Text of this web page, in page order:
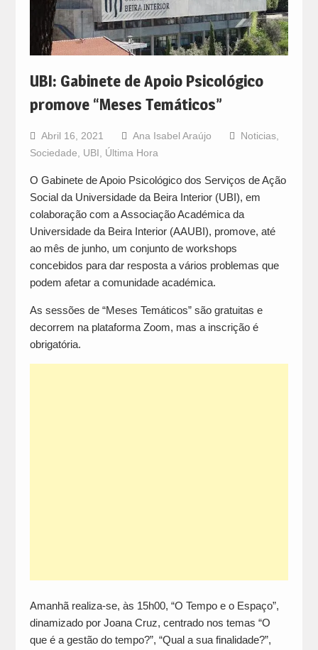
UBI: Gabinete de Apoio Psicológico
promove “Meses Temáticos”
Abril 16, 2021 Ana Isabel Araújo Noticias,
Sociedade
UBI Última Hora
O Gabinete de Apoio Psicológico dos Serviços de Ação
Social da Universidade da Beira Interior (UBI), em
colaboração com a Associação Académica da
Universidade da Beira Interior (AAUBI), promove, até
ao mês de junho, um conjunto de workshops
concebidos para dar resposta a vários problemas que
podem afetar a comunidade académica.
As sessões de “Meses Temáticos” são gratuitas e
decorrem na plataforma Zoom, mas a inscrição é
obrigatória.
Amanhã realiza-se, às 15h00, “O Tempo e o Espaço”,
dinamizado por Joana Cruz, centrado nos temas “O
que é a gestão do tempo?”, “Qual a sua finalidade?”,